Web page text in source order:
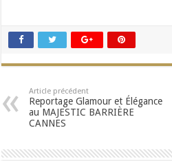
Article précédent
Reportage Glamour et Élégance
au MAJESTIC BARRIÈRE
CANNES